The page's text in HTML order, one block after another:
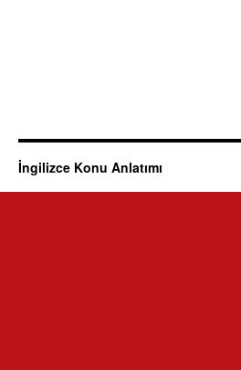
İngilizce Konu Anlatımı